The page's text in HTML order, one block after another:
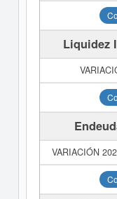
Liquidez